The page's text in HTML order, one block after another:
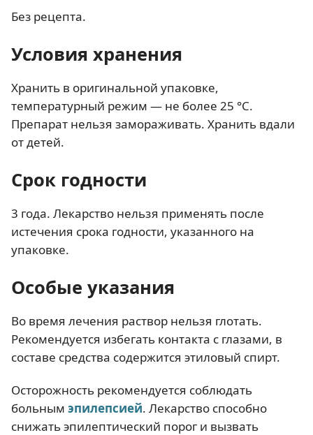
Без рецепта.
Условия хранения
Хранить в оригинальной упаковке,
температурный режим — не более 25 °C.
Препарат нельзя замораживать. Хранить вдали
от детей.
Срок годности
3 года. Лекарство нельзя применять после
истечения срока годности, указанного на
упаковке.
Особые указания
Во время лечения раствор нельзя глотать.
Рекомендуется избегать контакта с глазами, в
составе средства содержится этиловый спирт.
Осторожность рекомендуется соблюдать
больным эпилепсией. Лекарство способно
снижать эпилептический порог и вызвать